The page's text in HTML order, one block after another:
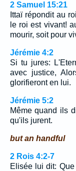
2 Samuel 15:21
Ittaï répondit au
le roi est vivant!
mourir, soit pour
Jérémie 4:2
Si tu jures:
avec justice,
glorifieront en lui.
Jérémie 5:2
Même quand ils
qu'ils jurent.
but an handful
2 Rois 4:2-7
Elisée lui dit: